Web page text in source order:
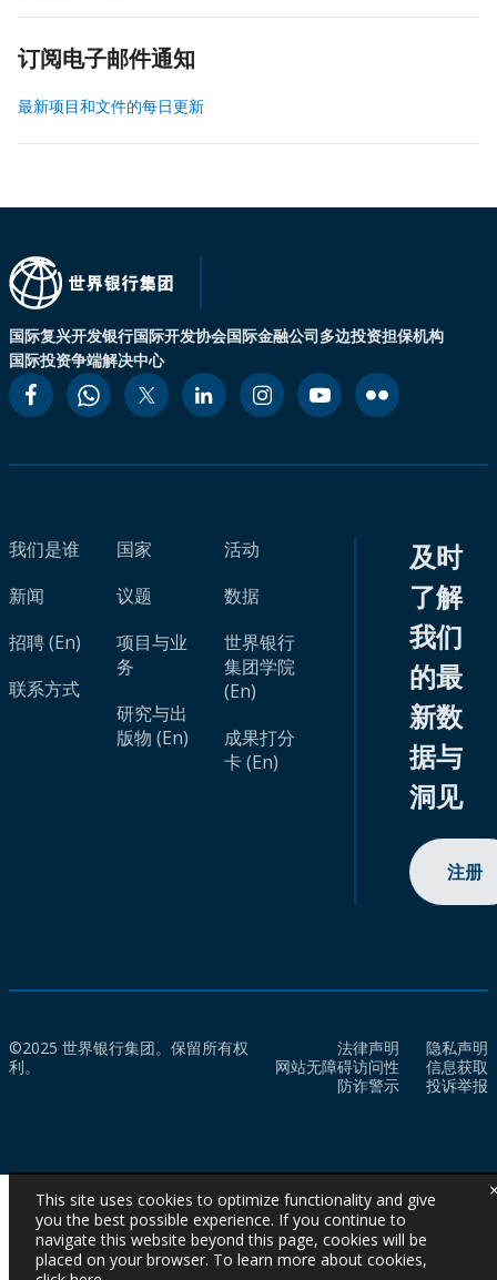
订阅电子邮件通知
最新项目和文件的每日更新
国际复兴开发银行国际开发协会国际金融公司多边投资担保机构
国际投资争端解决中心
我们是谁
新闻
招聘 (En)
联系方式
国家
议题
项目与业
务
研究与出
版物 (En)
活动
数据
世界银行
集团学院
(En)
成果打分
卡 (En)
及时
了解
我们
的最
新数
据与
洞见
注册
©2025 世界银行集团。保留所有权
利。
法律声明
隐私声明
网站无障碍访问性
信息获取
防诈警示
投诉举报
This site uses cookies to optimize functionality and give
you the best possible experience. If you continue to
navigate this website beyond this page, cookies will be
placed on your browser. To learn more about cookies,